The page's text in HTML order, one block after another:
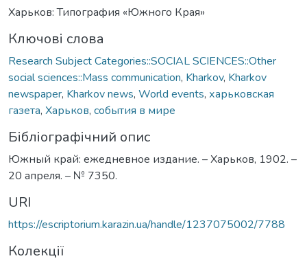
Харьков: Типография «Южного Края»
Ключові слова
Research Subject Categories::SOCIAL SCIENCES::Other
social sciences::Mass communication, Kharkov, Kharkov
newspaper, Kharkov news, World events, харьковская
газета, Харьков, события в мире
Бібліографічний опис
Южный край: ежедневное издание. – Харьков, 1902. –
20 апреля. – № 7350.
URI
https://escriptorium.karazin.ua/handle/1237075002/7788
Колекції